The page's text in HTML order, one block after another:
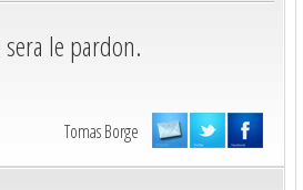
sera le pardon.
Tomas Borge